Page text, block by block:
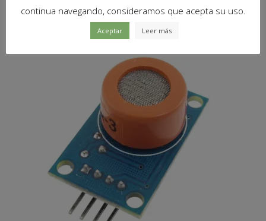
Productos relacionados
continua navegando, consideramos que acepta su uso.
Aceptar Leer más